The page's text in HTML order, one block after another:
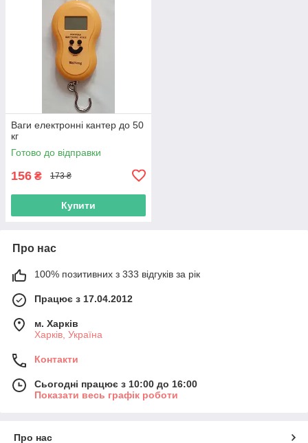
Ваги електронні кантер до 50
кг
Готово до відправки
156 ₴ 173 ₴
Купити
Про нас
100% позитивних з 333 відгуків за рік
Працює з 17.04.2012
м. Харків
Харків, Україна
Контакти
Сьогодні працює з 10:00 до 16:00
Показати весь графік роботи
Про нас